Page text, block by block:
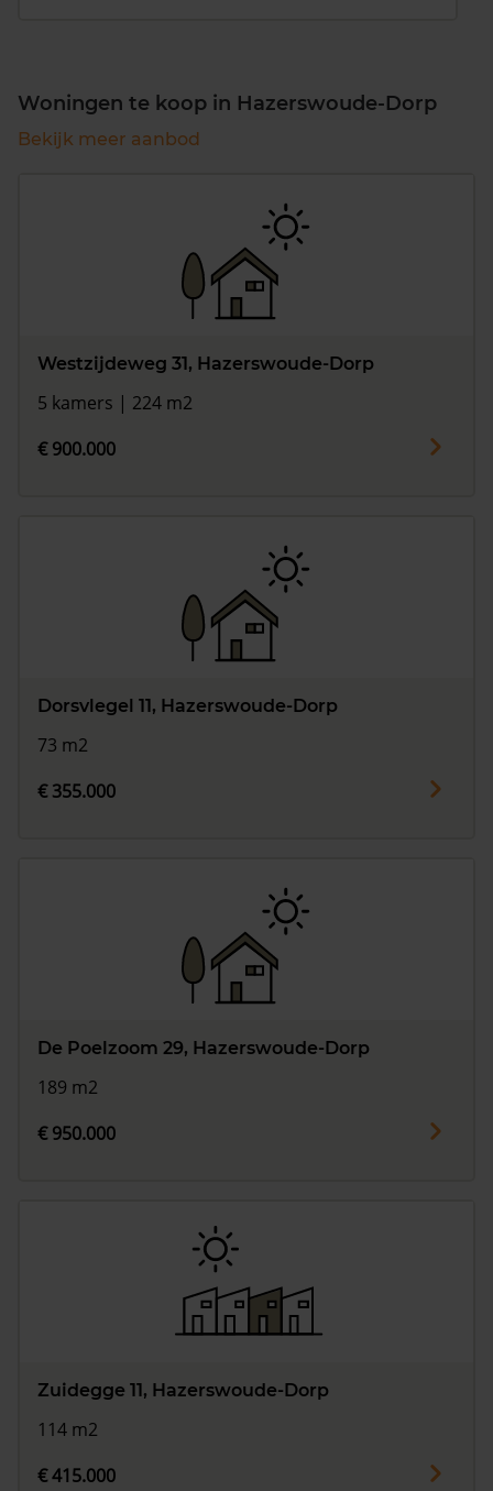
Woningen te koop in Hazerswoude-Dorp
Bekijk meer aanbod
Westzijdeweg 31, Hazerswoude-Dorp
5 kamers | 224 m2
€ 900.000
Dorsvlegel 11, Hazerswoude-Dorp
73 m2
€ 355.000
De Poelzoom 29, Hazerswoude-Dorp
189 m2
€ 950.000
Zuidegge 11, Hazerswoude-Dorp
114 m2
€ 415.000